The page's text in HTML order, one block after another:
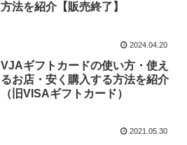
方法を紹介【販売終了】
2024.04.20
VJAギフトカードの使い方・使え
るお店・安く購入する方法を紹介
（旧VISAギフトカード）
2021.05.30